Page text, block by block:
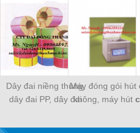
Dây đai niềng thùng,
dây đai PP, dây đai
Máy đóng gói hút
không, máy hút